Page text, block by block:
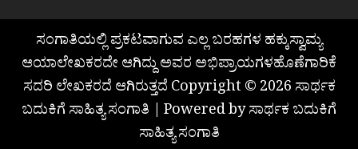
ಸಂಗಾತಿಯಲ್ಲಿ ಪ್ರಕಟವಾಗುವ ಎಲ್ಲ ಬರಹಗಳ ಹಕ್ಕುಸ್ವಾಮ್ಯ
ಆಯಾಲೇಖಕರದೇ ಆಗಿದ್ದು ಅವರ ಅಭಿಪ್ರಾಯಗಳಹೊಣೆಗಾರಿಕೆ
ಸದರಿ ಲೇಖಕರದೆ ಆಗಿರುತ್ತದೆ Copyright © 2026 ಸಾರ್ಥಕ
ಬದುಕಿಗೆ ಸಾಹಿತ್ಯ ಸಂಗಾತಿ | Powered by ಸಾರ್ಥಕ ಬದುಕಿಗೆ
ಸಾಹಿತ್ಯ ಸಂಗಾತಿ